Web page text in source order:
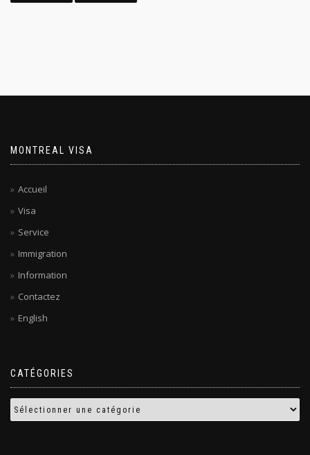
MONTREAL VISA
Accueil
Visa
Service
Immigration
Information
Contactez
English
CATÉGORIES